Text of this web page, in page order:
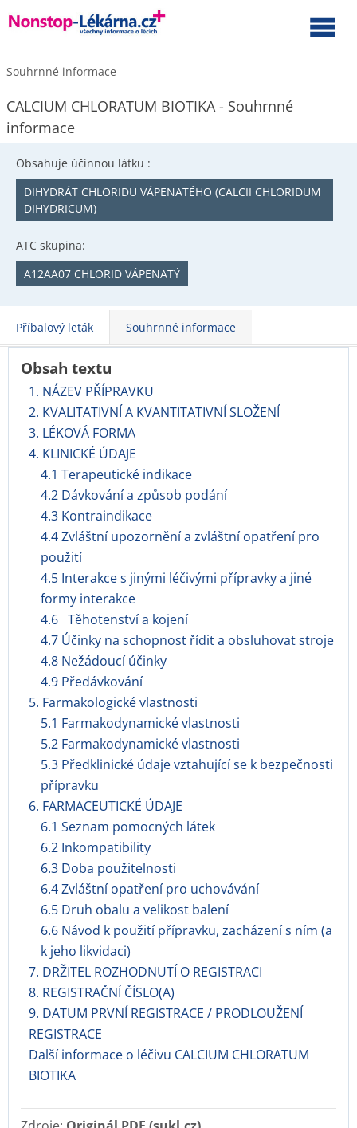
Souhrnné informace
CALCIUM CHLORATUM BIOTIKA - Souhrnné
informace
Obsahuje účinnou látku :
DIHYDRÁT CHLORIDU VÁPENATÉHO (CALCII CHLORIDUM
DIHYDRICUM)
ATC skupina:
A12AA07 CHLORID VÁPENATÝ
Příbalový leták Souhrnné informace
Obsah textu
1. NÁZEV PŘÍPRAVKU
2. KVALITATIVNÍ A KVANTITATIVNÍ SLOŽENÍ
3. LÉKOVÁ FORMA
4. KLINICKÉ ÚDAJE
4.1 Terapeutické indikace
4.2 Dávkování a způsob podání
4.3 Kontraindikace
4.4 Zvláštní upozornění a zvláštní opatření pro
použití
4.5 Interakce s jinými léčivými přípravky a jiné
formy interakce
4.6 Těhotenství a kojení
4.7 Účinky na schopnost řídit a obsluhovat stroje
4.8 Nežádoucí účinky
4.9 Předávkování
5. Farmakologické vlastnosti
5.1 Farmakodynamické vlastnosti
5.2 Farmakodynamické vlastnosti
5.3 Předklinické údaje vztahující se k bezpečnosti
přípravku
6. FARMACEUTICKÉ ÚDAJE
6.1 Seznam pomocných látek
6.2 Inkompatibility
6.3 Doba použitelnosti
6.4 Zvláštní opatření pro uchovávání
6.5 Druh obalu a velikost balení
6.6 Návod k použití přípravku, zacházení s ním (a
k jeho likvidaci)
7. DRŽITEL ROZHODNUTÍ O REGISTRACI
8. REGISTRAČNÍ ČÍSLO(A)
9. DATUM PRVNÍ REGISTRACE / PRODLOUŽENÍ
REGISTRACE
Další informace o léčivu CALCIUM CHLORATUM
BIOTIKA